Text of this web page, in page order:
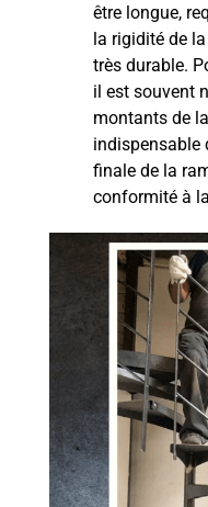
être longue,
la rigidité de
très durable.
il est souvent
montants de
indispensable
finale de la
conformité à